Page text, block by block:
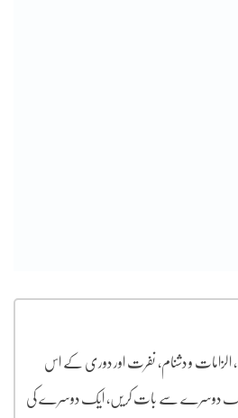
الزامات و دشنام، نفرت اور دوری کے اس
دوسرے سے بات کریں، ایک دوسرے کی